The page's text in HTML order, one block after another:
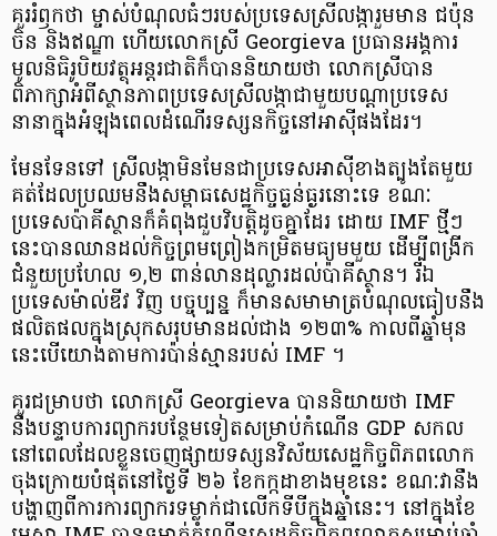
គួរ​រំឭក​ថា ម្ចាស់បំណុល​ធំ​ៗ​របស់​ប្រទេស​ស្រី​លង្កា​រួម​មាន ជប៉ុន
ចិន និង​ឥណ្ឌា ហើយ​លោកស្រី Georgieva ប្រធាន​អង្គការ​
មូលនិធិ​រូបិយ​វត្ថុ​អន្តរជាតិ​ក៏​បាន​និយាយ​ថា លោកស្រី​បាន​
ពិភាក្សា​អំពី​ស្ថានភាព​ប្រទេស​ស្រី​លង្កា​ជាមួយ​បណ្តា​ប្រទេស​
នានា​ក្នុងអំឡុងពេល​ដំណើរ​ទស្សនកិច្ច​នៅ​អាស៊ី​ផង​ដែរ​។
មែនទែន​ទៅ ស្រី​លង្កា​មិនមែន​ជា​ប្រទេស​អាស៊ី​ខាងត្បូង​តែ​មួយ​
គត់​ដែល​ប្រឈម​នឹង​សម្ពាធ​សេដ្ឋកិច្ច​ធ្ងន់ធ្ងរ​នោះ​ទេ ខណៈ​
ប្រទេស​ប៉ា​គី​ស្ថាន​ក៏​គំ​ពុង​ជួប​វិបត្តិ​ដូច​គ្នា​ដែរ ដោយ IMF ថ្មី​ៗ​
នេះ​បាន​ឈាន​ដល់​កិច្ចព្រមព្រៀង​កម្រិត​មធ្យម​មួយ ដើម្បី​ពង្រីក​
ជំនួយ​ប្រហែល ១,២ ពាន់​លាន​ដុល្លារ​ដល់​ប៉ា​គី​ស្ថាន​។ រីឯ
ប្រទេស​ម៉ា​ល់​ឌី​វ វិញ បច្ចុប្បន្ន ក៏​មាន​សមាមាត្រ​បំណុល​ធៀប​នឹង​
ផលិតផល​ក្នុងស្រុក​សរុប​មាន​ដល់​ជាង ១២៣% កាលពី​ឆ្នាំ​មុន
នេះ​បើ​យោង​តាម​ការ​ប៉ាន់ស្មាន​របស់ IMF ។
គួរ​ជម្រាប​ថា លោកស្រី Georgieva បាន​និយាយ​ថា IMF
នឹង​បន្ទាប​ការ​ព្យាករ​បន្ថែម​ទៀត​សម្រាប់​កំណើន GDP សកល
នៅ​ពេល​ដែល​ខ្លួន​ចេញផ្សាយ​ទស្សនវិស័យ​សេដ្ឋកិច្ច​ពិភពលោក​
ចុង​ក្រោយ​បំផុត​នៅ​ថ្ងៃ​ទី ២៦ ខែកក្កដា​ខាង​មុខ​នេះ ខណៈ​វា​នឹង​
បង្ហាញ​ពី​ការ​ការ​ព្យាករ​ទម្លាក់​ជា​លើក​ទី​បី​ក្នុងឆ្នាំនេះ​។ នៅ​ក្នុង​ខែ